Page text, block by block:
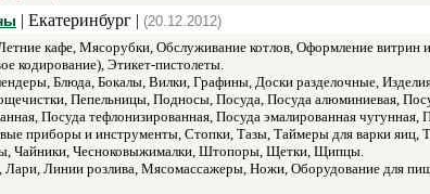
| Екатеринбург | (20.12.2012)
кафе, Мясорубки, Обслуживание котлов, Оформление витрин
кодирование), Этикет-пистолеты.
Блюда, Бокалы, Вилки, Графины, Доски разделочные,
Пепельницы, Подносы, Посуда, Посуда алюминиевая,
Посуда тефлонизированная, Посуда эмалированная
приборы и инструменты, Стопки, Тазы, Таймеры для варки яиц,
Чайники, Чесноковыжималки, Штопоры, Щетки, Щипцы.
Лари, Линии розлива, Мясомассажеры, Ножи, Оборудование для